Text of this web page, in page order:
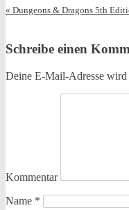
« Dungeons & Dragons 5th
Schreibe einen
Deine E-Mail-Adresse
Kommentar
Name *